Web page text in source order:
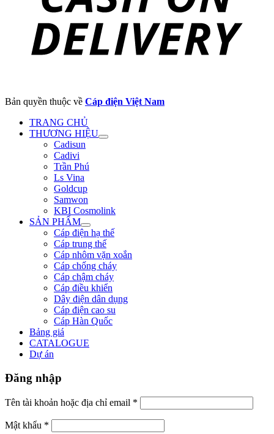
Bản quyền thuộc về Cáp điện Việt Nam
TRANG CHỦ
THƯƠNG HIỆU
Cadisun
Cadivi
Trần Phú
Ls Vina
Goldcup
Samwon
KBI Cosmolink
SẢN PHẨM
Cáp điện hạ thế
Cáp trung thế
Cáp nhôm vặn xoắn
Cáp chống cháy
Cáp chậm cháy
Cáp điều khiển
Dây điện dân dụng
Cáp điện cao su
Cáp Hàn Quốc
Bảng giá
CATALOGUE
Dự án
Đăng nhập
Tên tài khoản hoặc địa chỉ email *
Mật khẩu *